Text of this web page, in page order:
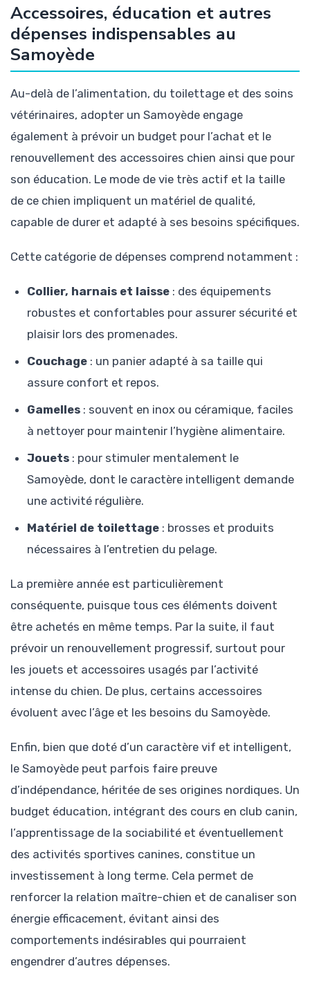
Accessoires, éducation et autres
dépenses indispensables au
Samoyède
Au-delà de l’alimentation, du toilettage et des soins
vétérinaires, adopter un Samoyède engage
également à prévoir un budget pour l’achat et le
renouvellement des accessoires chien ainsi que pour
son éducation. Le mode de vie très actif et la taille
de ce chien impliquent un matériel de qualité,
capable de durer et adapté à ses besoins spécifiques.
Cette catégorie de dépenses comprend notamment :
Collier, harnais et laisse : des équipements
robustes et confortables pour assurer sécurité et
plaisir lors des promenades.
Couchage : un panier adapté à sa taille qui
assure confort et repos.
Gamelles : souvent en inox ou céramique, faciles
à nettoyer pour maintenir l’hygiène alimentaire.
Jouets : pour stimuler mentalement le
Samoyède, dont le caractère intelligent demande
une activité régulière.
Matériel de toilettage : brosses et produits
nécessaires à l’entretien du pelage.
La première année est particulièrement
conséquente, puisque tous ces éléments doivent
être achetés en même temps. Par la suite, il faut
prévoir un renouvellement progressif, surtout pour
les jouets et accessoires usagés par l’activité
intense du chien. De plus, certains accessoires
évoluent avec l’âge et les besoins du Samoyède.
Enfin, bien que doté d’un caractère vif et intelligent,
le Samoyède peut parfois faire preuve
d’indépendance, héritée de ses origines nordiques. Un
budget éducation, intégrant des cours en club canin,
l’apprentissage de la sociabilité et éventuellement
des activités sportives canines, constitue un
investissement à long terme. Cela permet de
renforcer la relation maître-chien et de canaliser son
énergie efficacement, évitant ainsi des
comportements indésirables qui pourraient
engendrer d’autres dépenses.